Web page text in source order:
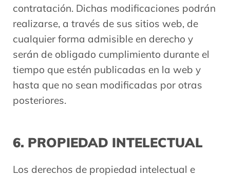
contratación. Dichas modificaciones podrán
realizarse, a través de sus sitios web, de
cualquier forma admisible en derecho y
serán de obligado cumplimiento durante el
tiempo que estén publicadas en la web y
hasta que no sean modificadas por otras
posteriores.
6. PROPIEDAD INTELECTUAL
Los derechos de propiedad intelectual e